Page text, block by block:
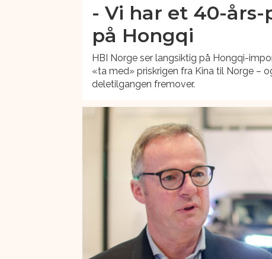
- Vi har et 40-
på Hongqi
HBI Norge ser langsiktig på Hongqi-
«ta med» priskrigen fra Kina til Norge –
deletilgangen fremover.